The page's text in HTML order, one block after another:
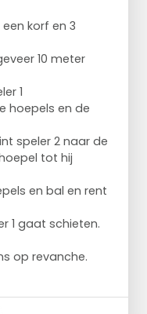
korf en 3
10 meter
1
hoepels en de
speler 2 naar de
tot hij
en bal en rent
1 gaat schieten.
op revanche.